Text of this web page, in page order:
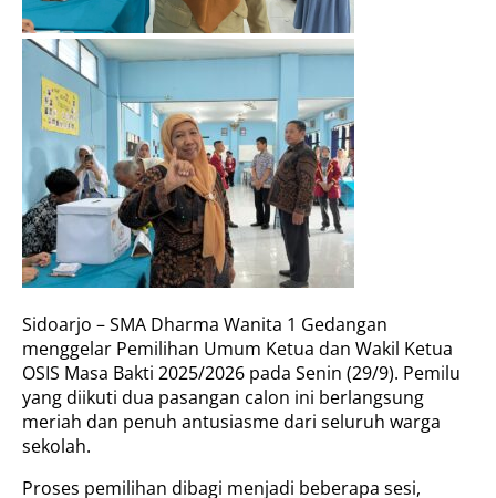
Sidoarjo – SMA Dharma Wanita 1 Gedangan
menggelar Pemilihan Umum Ketua dan Wakil Ketua
OSIS Masa Bakti 2025/2026 pada Senin (29/9). Pemilu
yang diikuti dua pasangan calon ini berlangsung
meriah dan penuh antusiasme dari seluruh warga
sekolah.
Proses pemilihan dibagi menjadi beberapa sesi,